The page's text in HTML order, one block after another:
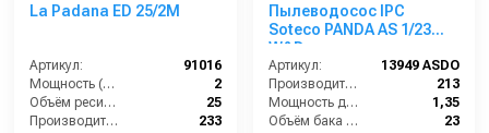
La Padana ED 25/2М
Артикул:
91016
Мощность (л/с):
2
Объём ресивера (л):
25
Производительность на выходе (л/мин):
233
Пылеводосос IPC
Soteco PANDA AS 1/23
W&D
Артикул:
13949 ASDO
Производительность (м3/час):
213
Мощность двигателя (кВт):
1,35
Объём бака (л):
23